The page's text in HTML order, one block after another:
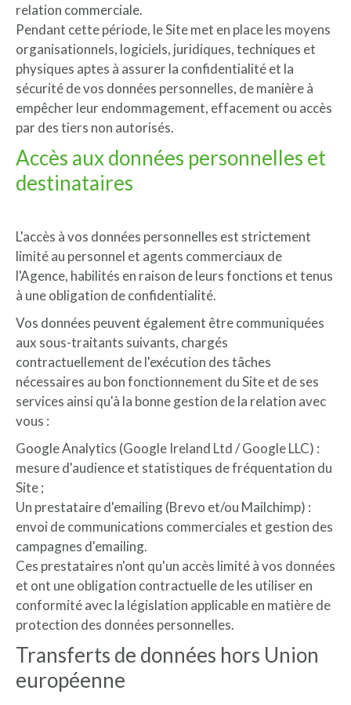
relation commerciale.
Pendant cette période, le Site met en place les moyens
organisationnels, logiciels, juridiques, techniques et
physiques aptes à assurer la confidentialité et la
sécurité de vos données personnelles, de manière à
empêcher leur endommagement, effacement ou accès
par des tiers non autorisés.
Accès aux données personnelles et
destinataires
L'accès à vos données personnelles est strictement
limité au personnel et agents commerciaux de
l'Agence, habilités en raison de leurs fonctions et tenus
à une obligation de confidentialité.
Vos données peuvent également être communiquées
aux sous-traitants suivants, chargés
contractuellement de l'exécution des tâches
nécessaires au bon fonctionnement du Site et de ses
services ainsi qu'à la bonne gestion de la relation avec
vous :
Google Analytics (Google Ireland Ltd / Google LLC) :
mesure d'audience et statistiques de fréquentation du
Site ;
Un prestataire d'emailing (Brevo et/ou Mailchimp) :
envoi de communications commerciales et gestion des
campagnes d'emailing.
Ces prestataires n'ont qu'un accès limité à vos données
et ont une obligation contractuelle de les utiliser en
conformité avec la législation applicable en matière de
protection des données personnelles.
Transferts de données hors Union
européenne